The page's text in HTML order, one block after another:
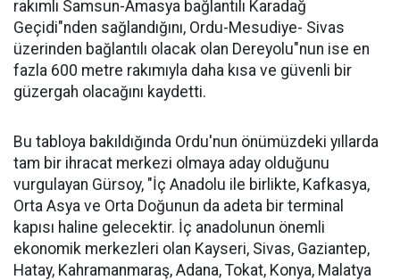
rakımlı Samsun-Amasya bağlantılı Karadağ
Geçidi"nden sağlandığını, Ordu-Mesudiye- Sivas
üzerinden bağlantılı olacak olan Dereyolu"nun ise en
fazla 600 metre rakımıyla daha kısa ve güvenli bir
güzergah olacağını kaydetti.
Bu tabloya bakıldığında Ordu'nun önümüzdeki yıllarda
tam bir ihracat merkezi olmaya aday olduğunu
vurgulayan Gürsoy, "İç Anadolu ile birlikte, Kafkasya,
Orta Asya ve Orta Doğunun da adeta bir terminal
kapısı haline gelecektir. İç anadolunun önemli
ekonomik merkezleri olan Kayseri, Sivas, Gaziantep,
Hatay, Kahramanmaraş, Adana, Tokat, Konya, Malatya